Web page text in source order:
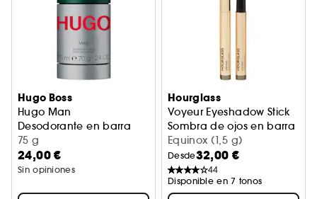
Hugo Boss
Hugo Man
Desodorante en barra
75 g
24,00 €
Sin opiniones
Hourglass
Voyeur Eyeshadow Stick
Sombra de ojos en barra
Equinox (1,5 g)
Desde32,00 €
44
Disponible en 7 tonos